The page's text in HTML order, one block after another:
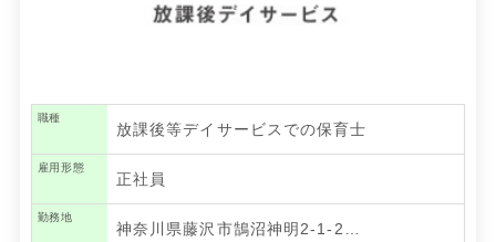
職種
放課後等デイサービスでの保育士
雇用形態
正社員
勤務地
神奈川県藤沢市鵠沼神明2-1-2…